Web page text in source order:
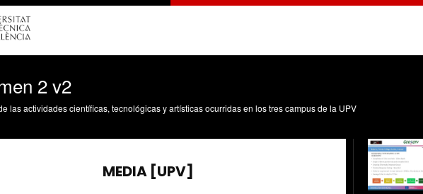
2 v2
las actividades científicas, tecnológicas y artísticas ocurridas en los tres campus de la UPV